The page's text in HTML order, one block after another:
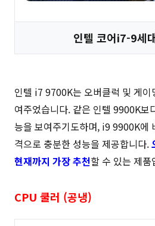
인텔 코어i7-9세
인텔 i7 9700K는 오버클럭 및 게이
여주었습니다. 같은 인텔 9900K보
능을 보여주기도하며, i9 9900K에
격으로 충분한 성능을 제공합니다.
현재까지 가장 추천할 수 있는 제품
CPU 쿨러 (공냉)